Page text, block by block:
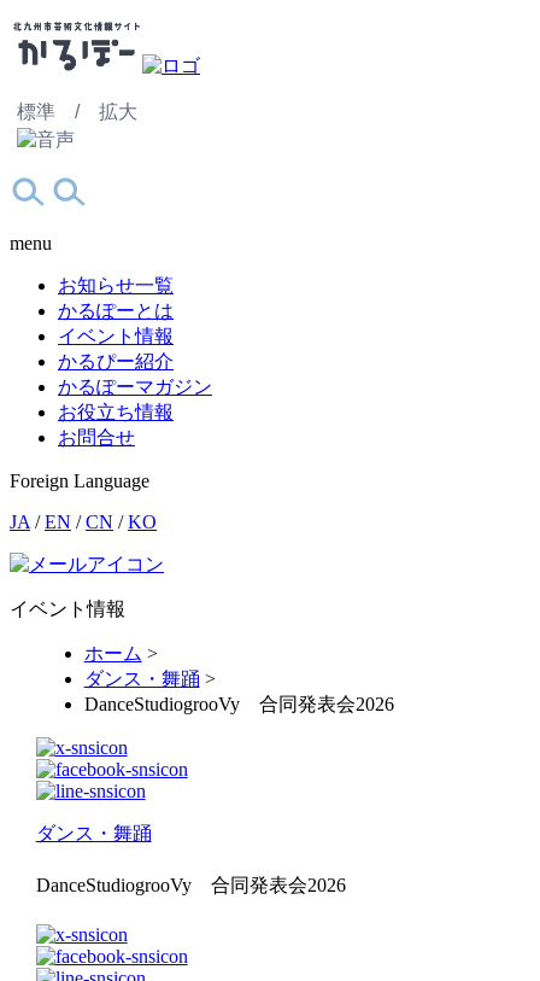
標準 / 拡大
menu
お知らせ一覧
かるぽーとは
イベント情報
かるぴー紹介
かるぽーマガジン
お役立ち情報
お問合せ
Foreign Language
JA /EN /CN /KO
イベント情報
ホーム >
ダンス・舞踊 >
DanceStudiogrooVy 合同発表会2026
ダンス・舞踊
DanceStudiogrooVy 合同発表会2026